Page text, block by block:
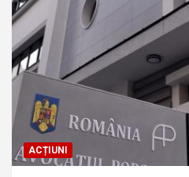
ACȚIUNI